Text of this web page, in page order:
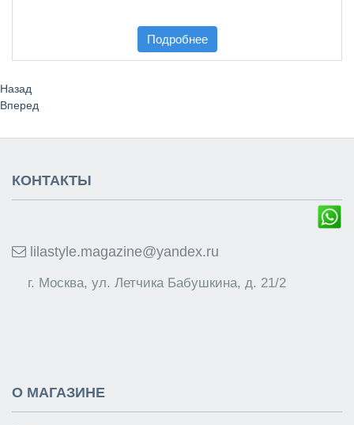
Подробнее
Назад
Вперед
КОНТАКТЫ
lilastyle.magazine@yandex.ru
г. Москва, ул. Летчика Бабушкина, д. 21/2
О МАГАЗИНЕ